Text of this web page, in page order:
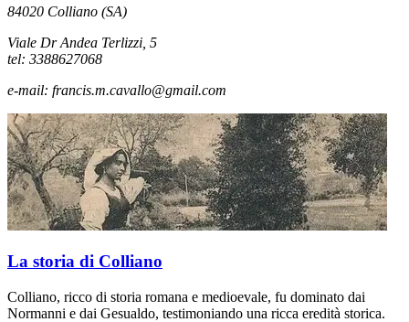
84020 Colliano (SA)
Viale Dr Andea Terlizzi, 5
tel: 3388627068
e-mail: francis.m.cavallo@gmail.com
La storia di Colliano
Colliano, ricco di storia romana e medioevale, fu dominato dai
Normanni e dai Gesualdo, testimoniando una ricca eredità storica.